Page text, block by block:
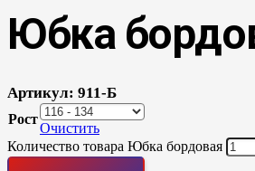
Юбка
Артикул: 911-Б
Рост
Очистить
Количество товара Юбка бордовая